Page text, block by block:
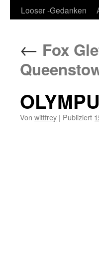
Looser -Gedanken
← Fox
Von wittfrey | Publiziert